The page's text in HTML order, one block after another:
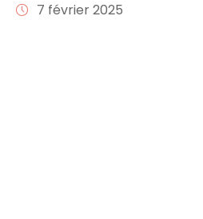
7 février 2025